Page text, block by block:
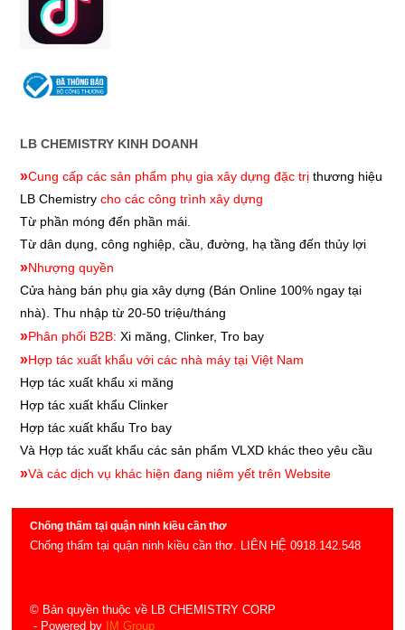
Chống thấm tại quận ninh kiều cần thơ
Chống thấm tại quận ninh kiều cần thơ. LIÊN HỆ 0918.142.548
LB CHEMISTRY KINH DOANH
»Cung cấp các sản phẩm phụ gia xây dựng đặc trị thương hiệu
LB Chemistrycho các công trình xây dựng
Từ phần móng đến phần mái.
Từ dân dụng, công nghiệp, cầu, đường, hạ tầng đến thủy lợi
»Nhượng quyền
Cửa hàng bán phụ gia xây dựng (Bán Online 100% ngay tại
nhà). Thu nhập từ 20-50 triệu/tháng
»Phân phối B2B: Xi măng, Clinker, Tro bay
»Hợp tác xuất khẩu với các nhà máy tại Việt Nam
Hợp tác xuất khẩu xi măng
Hợp tác xuất khẩu Clinker
Hợp tác xuất khẩu Tro bay
Và Hợp tác xuất khẩu các sản phẩm VLXD khác theo yêu cầu
»Và các dịch vụ khác hiện đang niêm yết trên Website
© Bản quyền thuộc về LB CHEMISTRY CORP
- Powered by
IM Group